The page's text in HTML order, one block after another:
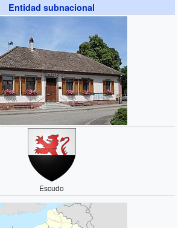
Entidad subnacional
Escudo